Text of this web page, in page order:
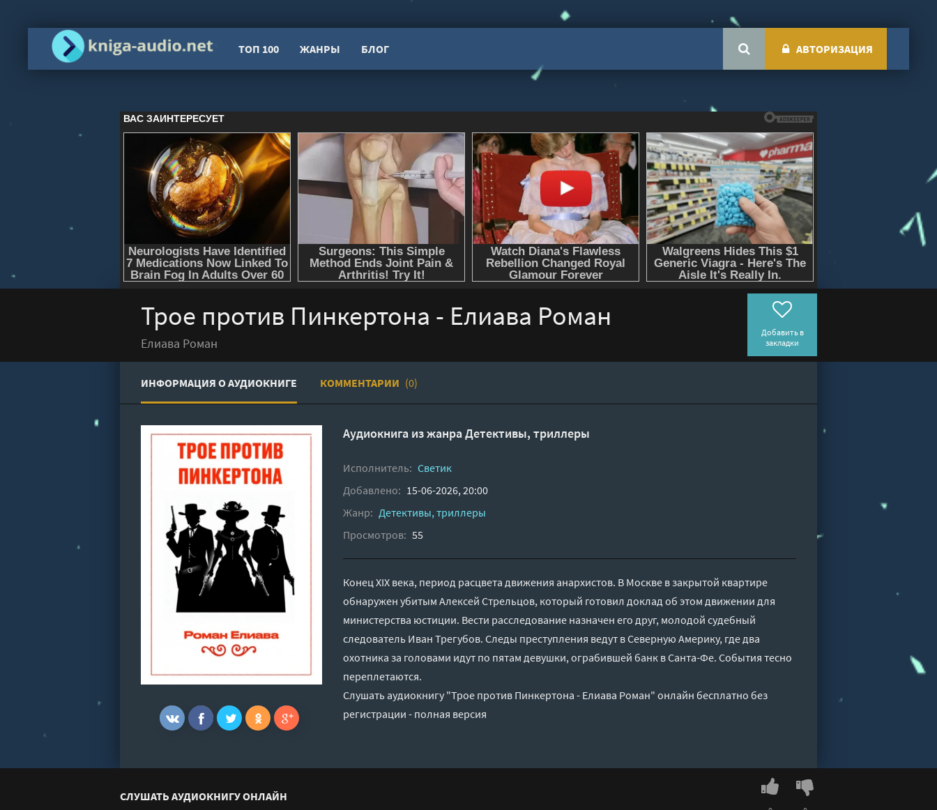
ТОП 100 ЖАНРЫ БЛОГ АВТОРИЗАЦИЯ
Трое против Пинкертона - Елиава Роман
Елиава Роман
Добавить в
закладки
ИНФОРМАЦИЯ О АУДИОКНИГЕ КОММЕНТАРИИ (0)
Аудиокнига из жанраДетективы, триллеры
Исполнитель: Светик
Добавлено: 15-06-2026, 20:00
Жанр: Детективы, триллеры
Просмотров: 55
Конец ХIX века, период расцвета движения анархистов. В Москве в закрытой квартире
обнаружен убитым Алексей Стрельцов, который готовил доклад об этом движении для
министерства юстиции. Вести расследование назначен его друг, молодой судебный
следователь Иван Трегубов. Следы преступления ведут в Северную Америку, где два
охотника за головами идут по пятам девушки, ограбившей банк в Санта-Фе. События тесно
переплетаются.
Слушать аудиокнигу "Трое против Пинкертона - Елиава Роман" онлайн бесплатно без
регистрации - полная версия
СЛУШАТЬ АУДИОКНИГУ ОНЛАЙН